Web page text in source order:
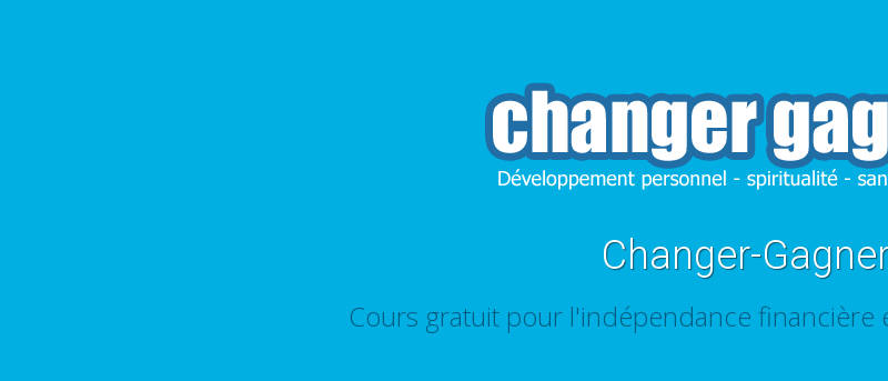
Changer-
Cours gratuit pour l'indépendance financière